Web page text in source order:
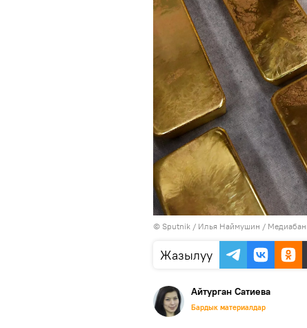
© Sputnik / Илья Наймушин /
Жазылуу
Айтурган Сатиева
Бардык материалдар